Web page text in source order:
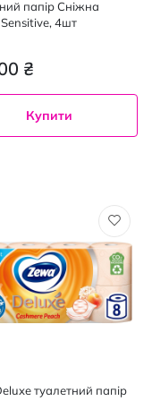
папір Сніжна
4шт
₴
Купити
туалетний папір